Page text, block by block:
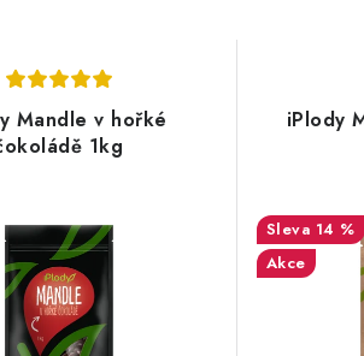
Mandle v hořké
1kg
iPlody
14 %
Akce